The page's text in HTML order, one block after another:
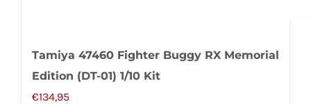
Tamiya 47460 Fighter Buggy RX Memorial
Edition (DT-01) 1/10 Kit
€134,95